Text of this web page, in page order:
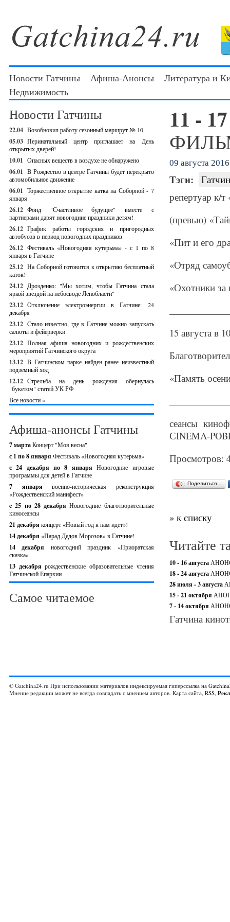
Новости Гатчины Афиша-Анонсы
Литература и
Недвижимость
Новости Гатчины
22.04 Возобновил работу сезонный маршрут № 10
05.03 Перинатальный центр приглашает на День
открытых дверей!
10.01 Опасных веществ в воздухе не обнаружено
06.01 В Рождество в центре Гатчины будет перекрыто
автомобильное движение
06.01 Торжественное открытие катка на Соборной - 7
января
26.12 Фонд "Счастливое будущее" вместе с
партнерами дарят новогодние праздники детям!
26.12 График работы городских и пригородных
автобусов в период новогодних праздников
26.12 Фестиваль «Новогодняя кутерьма» - с 1 по 8
января в Гатчине
25.12 На Соборной готовится к открытию бесплатный
каток!
24.12 Дрозденко: "Мы хотим, чтобы Гатчина стала
яркой звездой на небосводе Ленобласти"
23.12 Отключение электроэнергии в Гатчине: 24
декабря
23.12 Стало известно, где в Гатчине можно запускать
салюты и фейерверки
23.12 Полная афиша новогодних и рождественских
мероприятий Гатчинского округа
13.12 В Гатчинском парке найден ранее неизвестный
подземный ход
12.12 Стрельба на день рождения обернулась
"букетом" статей УК РФ
Все новости »
Афиша-анонсы Гатчины
7 мартаКонцерт "Моя весна"
с 1 по 8 января Фестиваль «Новогодняя кутерьма»
с 24 декабря по 8 январяНовогодние игровые
программы для детей в Гатчине
7 январявоенно-историческая реконструкция
«Рождественский манифест»
c 25 по 28 декабряНовогодние благотворительные
киносеансы
21 декабря концерт «Новый год к нам идет»!
14 декабря «Парад Дедов Морозов» в Гатчине!
14 декабря новогодний праздник «Приоратская
сказка»
13 декабрярождественские образовательные чтения
Гатчинской Епархии
Самое читаемое
11 -
09 августа 2016
Тэги:
репертуар к/
(превью) «
«Пит и его
«Отряд
«Охотники
15 августа в
«Память
сеансы
СINEMA-
Просмотров:
Поделиться…
» к списку
Читайте
10 - 16 августа
18 - 24 августа
28 июля - 3 августа
15 - 21 октября
7 - 14 октября
Гатчина
© Gatchina24.ru При использовании материалов индексируемая гиперссылка на
Мнение редакции может не всегда совпадать с мнением авторов. Карта сайта, RSS,